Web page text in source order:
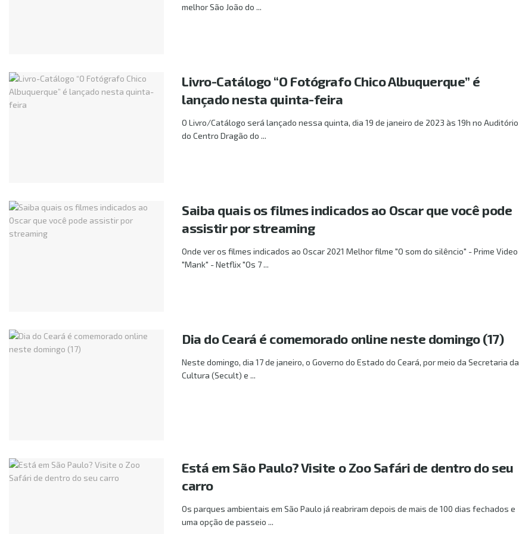
melhor São João do ...
Livro-Catálogo “O Fotógrafo Chico Albuquerque” é
lançado nesta quinta-feira
O Livro/Catálogo será lançado nessa quinta, dia 19 de janeiro de 2023 às 19h no Auditório
do Centro Dragão do ...
Saiba quais os filmes indicados ao Oscar que você pode
assistir por streaming
Onde ver os filmes indicados ao Oscar 2021 Melhor filme "O som do silêncio" - Prime Video
"Mank" - Netflix "Os 7 ...
Dia do Ceará é comemorado online neste domingo (17)
Neste domingo, dia 17 de janeiro, o Governo do Estado do Ceará, por meio da Secretaria da
Cultura (Secult) e ...
Está em São Paulo? Visite o Zoo Safári de dentro do seu
carro
Os parques ambientais em São Paulo já reabriram depois de mais de 100 dias fechados e
uma opção de passeio ...